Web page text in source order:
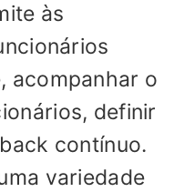
às
acompanhar o
definir
contínuo.
variedade